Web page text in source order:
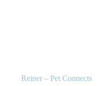
Reiner – Pet Connects